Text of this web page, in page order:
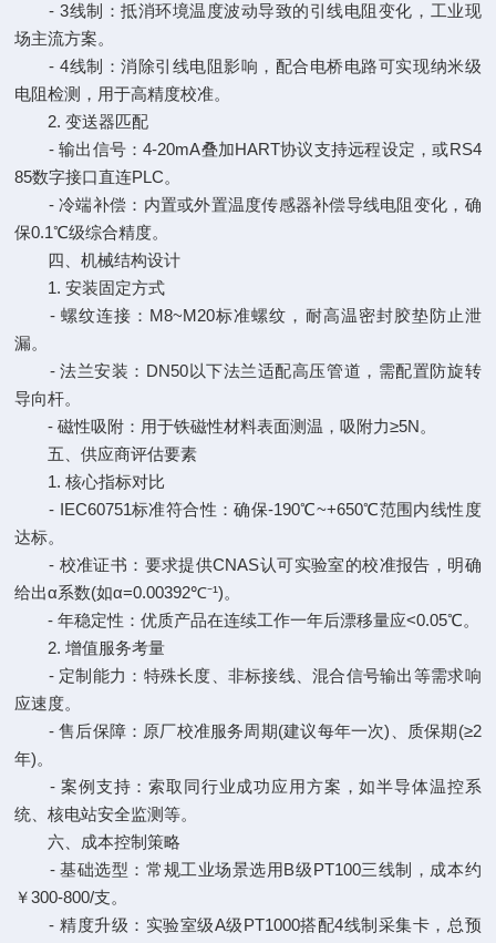
- 3线制：抵消环境温度波动导致的引线电阻变化，工业现
场主流方案。
- 4线制：消除引线电阻影响，配合电桥电路可实现纳米级
电阻检测，用于高精度校准。
2. 变送器匹配
- 输出信号：4-20mA叠加HART协议支持远程设定，或RS4
85数字接口直连PLC。
- 冷端补偿：内置或外置温度传感器补偿导线电阻变化，确
保0.1℃级综合精度。
四、机械结构设计
1. 安装固定方式
- 螺纹连接：M8~M20标准螺纹，耐高温密封胶垫防止泄
漏。
- 法兰安装：DN50以下法兰适配高压管道，需配置防旋转
导向杆。
- 磁性吸附：用于铁磁性材料表面测温，吸附力≥5N。
五、供应商评估要素
1. 核心指标对比
- IEC60751标准符合性：确保-190℃~+650℃范围内线性度
达标。
- 校准证书：要求提供CNAS认可实验室的校准报告，明确
给出α系数(如α=0.00392℃⁻¹)。
- 年稳定性：优质产品在连续工作一年后漂移量应<0.05℃。
2. 增值服务考量
- 定制能力：特殊长度、非标接线、混合信号输出等需求响
应速度。
- 售后保障：原厂校准服务周期(建议每年一次)、质保期(≥2
年)。
- 案例支持：索取同行业成功应用方案，如半导体温控系
统、核电站安全监测等。
六、成本控制策略
- 基础选型：常规工业场景选用B级PT100三线制，成本约
￥300-800/支。
- 精度升级：实验室级A级PT1000搭配4线制采集卡，总预